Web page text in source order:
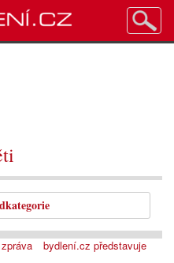
bydlení.cz představuje